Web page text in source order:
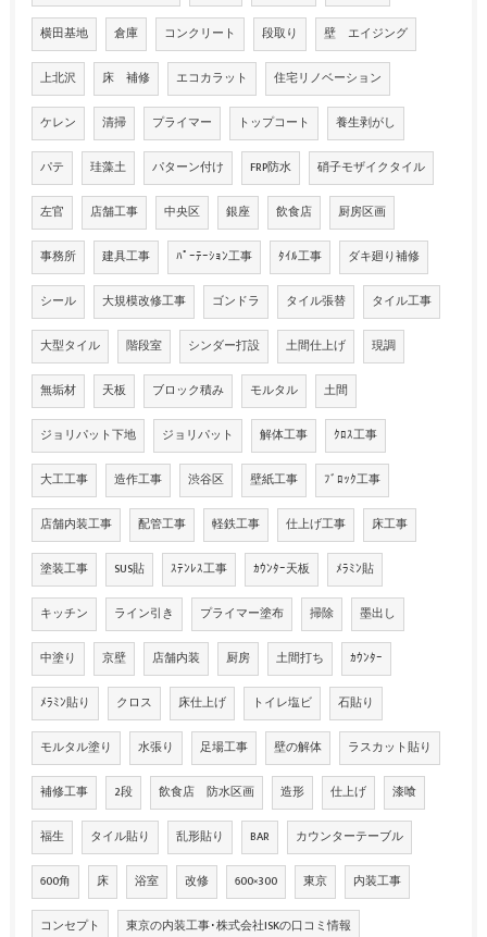
横田基地 倉庫 コンクリート 段取り 壁 エイジング
上北沢 床 補修 エコカラット 住宅リノベーション
ケレン 清掃 プライマー トップコート 養生剥がし
パテ 珪藻土 パターン付け FRP防水 硝子モザイクタイル
左官 店舗工事 中央区 銀座 飲食店 厨房区画
事務所 建具工事 ﾊﾟｰﾃｰｼｮﾝ工事 ﾀｲﾙ工事 ダキ廻り補修
シール 大規模改修工事 ゴンドラ タイル張替 タイル工事
大型タイル 階段室 シンダー打設 土間仕上げ 現調
無垢材 天板 ブロック積み モルタル 土間
ジョリパット下地 ジョリパット 解体工事 ｸﾛｽ工事
大工工事 造作工事 渋谷区 壁紙工事 ﾌﾞﾛｯｸ工事
店舗内装工事 配管工事 軽鉄工事 仕上げ工事 床工事
塗装工事 SUS貼 ｽﾃﾝﾚｽ工事 ｶｳﾝﾀｰ天板 ﾒﾗﾐﾝ貼
キッチン ライン引き プライマー塗布 掃除 墨出し
中塗り 京壁 店舗内装 厨房 土間打ち ｶｳﾝﾀｰ
ﾒﾗﾐﾝ貼り クロス 床仕上げ トイレ塩ビ 石貼り
モルタル塗り 水張り 足場工事 壁の解体 ラスカット貼り
補修工事 2段 飲食店 防水区画 造形 仕上げ 漆喰
福生 タイル貼り 乱形貼り BAR カウンターテーブル
600角 床 浴室 改修 600×300 東京 内装工事
コンセプト 東京の内装工事･株式会社ISKの口コミ情報